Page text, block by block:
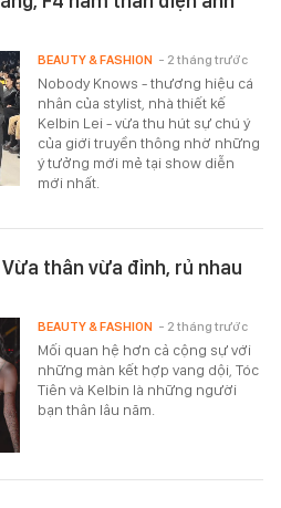
Nobody Knows - thương hiệu cá
nhân của stylist, nhà thiết kế
Kelbin Lei - vừa thu hút sự chú ý
của giới truyền thông nhờ những
ý tưởng mới mẻ tại show diễn
mới nhất.
BEAUTY & FASHION - 2 tháng trước
thân vừa đỉnh, rủ nhau
Mối quan hệ hơn cả cộng sự với
những màn kết hợp vang dội, Tóc
Tiên và Kelbin là những người
bạn thân lâu năm.
BEAUTY & FASHION - 2 tháng trước